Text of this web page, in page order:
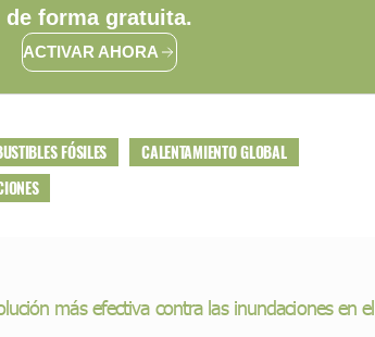
de forma gratuita.
ACTIVAR AHORA
FÓSILES
CALENTAMIENTO GLOBAL
más efectiva contra las inundaciones en el